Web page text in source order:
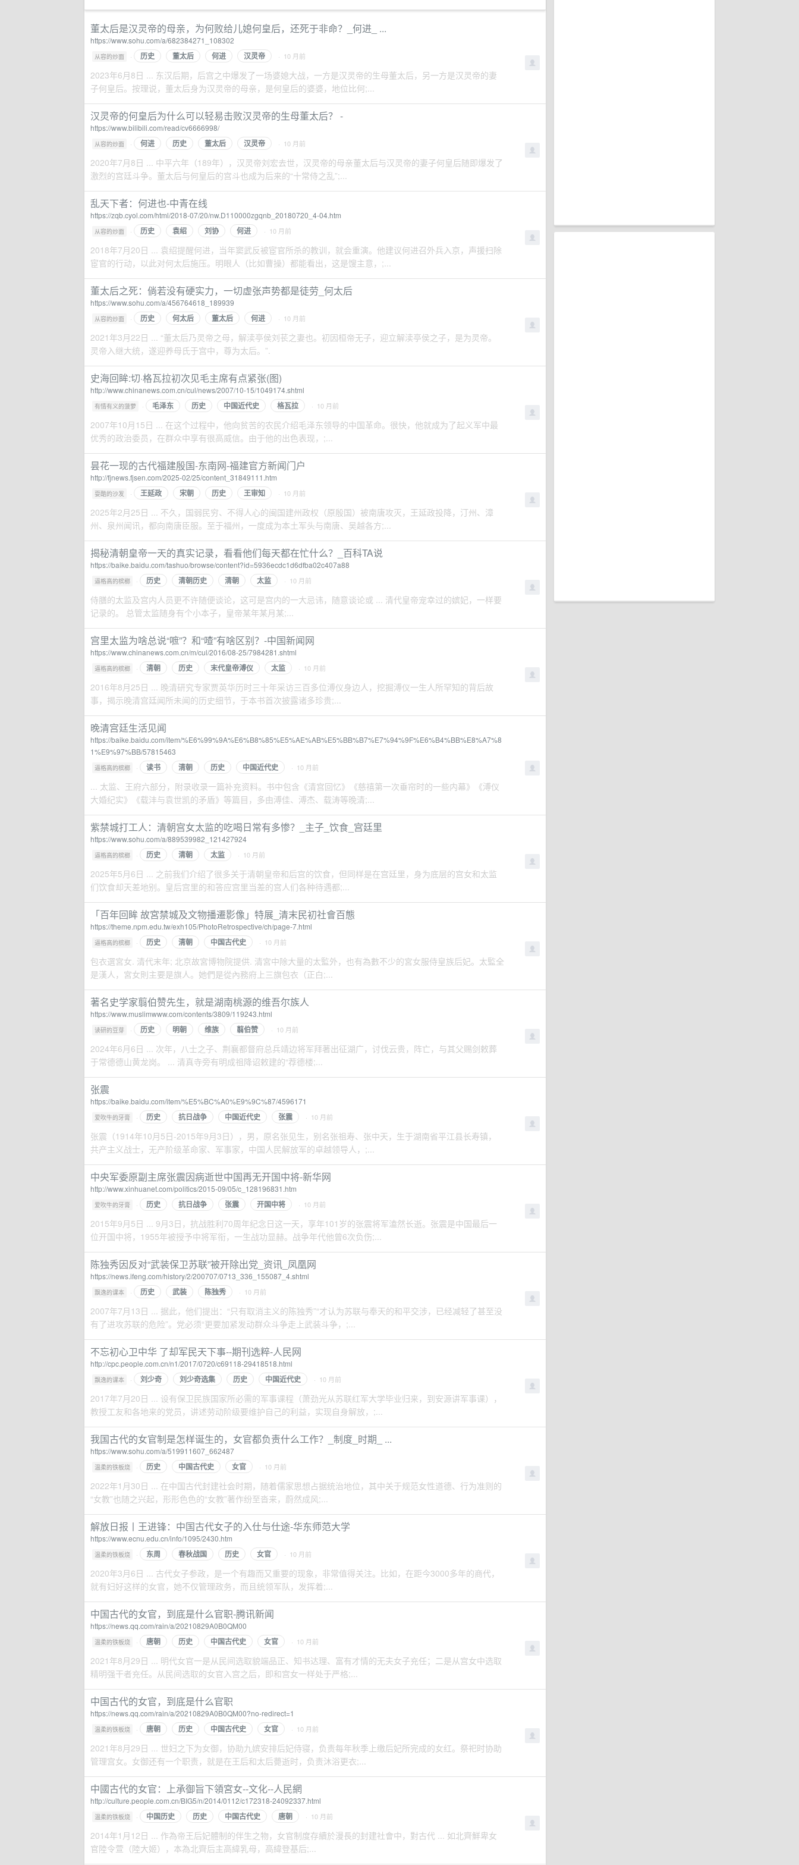
董太后是汉灵帝的母亲，为何败给儿媳何皇后，还死于非命？_何进_ ...
https://www.sohu.com/a/682384271_108302
从容的炒面 · 历史 董太后 何进 汉灵帝 · 10 月前
2023年6月8日 ... 东汉后期，后宫之中爆发了一场婆媳大战，一方是汉灵帝的生母董太后，另一方是汉灵帝的妻
子何皇后。按理说，董太后身为汉灵帝的母亲，是何皇后的婆婆，地位比何;...
汉灵帝的何皇后为什么可以轻易击败汉灵帝的生母董太后？ -
https://www.bilibili.com/read/cv6666998/
从容的炒面 · 何进 历史 董太后 汉灵帝 · 10 月前
2020年7月8日 ... 中平六年（189年），汉灵帝刘宏去世，汉灵帝的母亲董太后与汉灵帝的妻子何皇后随即爆发了
激烈的宫廷斗争。董太后与何皇后的宫斗也成为后来的“十常侍之乱”;...
乱天下者：何进也-中青在线
https://zqb.cyol.com/html/2018-07/20/nw.D110000zgqnb_20180720_4-04.htm
从容的炒面 · 历史 袁绍 刘协 何进 · 10 月前
2018年7月20日 ... 袁绍提醒何进，当年窦武反被宦官所杀的教训，就会重演。他建议何进召外兵入京，声援扫除
宦官的行动，以此对何太后施压。明眼人（比如曹操）都能看出，这是馊主意，;...
董太后之死：倘若没有硬实力，一切虚张声势都是徒劳_何太后
https://www.sohu.com/a/456764618_189939
从容的炒面 · 历史 何太后 董太后 何进 · 10 月前
2021年3月22日 ... “董太后乃灵帝之母，解渎亭侯刘苌之妻也。初因桓帝无子，迎立解渎亭侯之子，是为灵帝。
灵帝入继大统，遂迎养母氏于宫中，尊为太后。”.
史海回眸:切·格瓦拉初次见毛主席有点紧张(图)
http://www.chinanews.com.cn/cul/news/2007/10-15/1049174.shtml
有情有义的菠萝 · 毛泽东 历史 中国近代史 格瓦拉 · 10 月前
2007年10月15日 ... 在这个过程中，他向贫苦的农民介绍毛泽东领导的中国革命。很快，他就成为了起义军中最
优秀的政治委员，在群众中享有很高威信。由于他的出色表现，;...
昙花一现的古代福建殷国-东南网-福建官方新闻门户
http://fjnews.fjsen.com/2025-02/25/content_31849111.htm
耍酷的沙发 · 王延政 宋朝 历史 王审知 · 10 月前
2025年2月25日 ... 不久，国弱民穷、不得人心的闽国建州政权（原殷国）被南唐攻灭，王延政投降，汀州、漳
州、泉州闻讯，都向南唐臣服。至于福州，一度成为本土军头与南唐、吴越各方;...
揭秘清朝皇帝一天的真实记录，看看他们每天都在忙什么？_百科TA说
https://baike.baidu.com/tashuo/browse/content?id=5936ecdc1d6dfba02c407a88
逼格高的槟榔 · 历史 清朝历史 清朝 太监 · 10 月前
侍膳的太监及宫内人员更不许随便谈论，这可是宫内的一大忌讳，随意谈论或 ... 清代皇帝宠幸过的嫔妃，一样要
记录的。 总管太监随身有个小本子，皇帝某年某月某;...
宫里太监为啥总说“嗻”？和“喳”有啥区别？-中国新闻网
https://www.chinanews.com.cn/m/cul/2016/08-25/7984281.shtml
逼格高的槟榔 · 清朝 历史 末代皇帝溥仪 太监 · 10 月前
2016年8月25日 ... 晚清研究专家贾英华历时三十年采访三百多位溥仪身边人，挖掘溥仪一生人所罕知的背后故
事，揭示晚清宫廷闻所未闻的历史细节，于本书首次披露诸多珍贵;...
晚清宫廷生活见闻
https://baike.baidu.com/item/%E6%99%9A%E6%B8%85%E5%AE%AB%E5%BB%B7%E7%94%9F%E6%B4%BB%E8%A7%8
1%E9%97%BB/57815463
逼格高的槟榔 · 读书 清朝 历史 中国近代史 · 10 月前
... 太监、王府六部分，附录收录一篇补充资料。书中包含《清宫回忆》《慈禧第一次垂帘时的一些内幕》《溥仪
大婚纪实》《载沣与袁世凯的矛盾》等篇目，多由溥佳、溥杰、载涛等晚清;...
紫禁城打工人：清朝宫女太监的吃喝日常有多惨？_主子_饮食_宫廷里
https://www.sohu.com/a/889539982_121427924
逼格高的槟榔 · 历史 清朝 太监 · 10 月前
2025年5月6日 ... 之前我们介绍了很多关于清朝皇帝和后宫的饮食，但同样是在宫廷里，身为底层的宫女和太监
们饮食却天差地别。皇后宫里的和答应宫里当差的宫人们各种待遇都;...
「百年回眸 故宮禁城及文物播遷影像」特展_清末民初社會百態
https://theme.npm.edu.tw/exh105/PhotoRetrospective/ch/page-7.html
逼格高的槟榔 · 历史 清朝 中国古代史 · 10 月前
包衣選宮女. 清代末年; 北京故宮博物院提供. 清宮中除大量的太監外，也有為數不少的宮女服侍皇族后妃。太監全
是漢人，宮女則主要是旗人。她們是從內務府上三旗包衣（正白;...
著名史学家翦伯赞先生，就是湖南桃源的维吾尔族人
https://www.muslimwww.com/contents/3809/119243.html
读研的豆芽 · 历史 明朝 维族 翦伯赞 · 10 月前
2024年6月6日 ... 次年，八士之子、荆襄都督府总兵靖边将军拜著出征湖广，讨伐云贵，阵亡，与其父赐剑敕葬
于常德德山黄龙岗。 ... 清真寺旁有明成祖降诏敕建的“荐德楼;...
张震
https://baike.baidu.com/item/%E5%BC%A0%E9%9C%87/4596171
爱吹牛的牙膏 · 历史 抗日战争 中国近代史 张震 · 10 月前
张震（1914年10月5日-2015年9月3日），男，原名张见生，别名张祖寿、张中天，生于湖南省平江县长寿镇，
共产主义战士，无产阶级革命家、军事家，中国人民解放军的卓越领导人，;...
中央军委原副主席张震因病逝世中国再无开国中将-新华网
http://www.xinhuanet.com/politics/2015-09/05/c_128196831.htm
爱吹牛的牙膏 · 历史 抗日战争 张震 开国中将 · 10 月前
2015年9月5日 ... 9月3日，抗战胜利70周年纪念日这一天，享年101岁的张震将军溘然长逝。张震是中国最后一
位开国中将，1955年被授予中将军衔，一生战功显赫。战争年代他曾6次负伤;...
陈独秀因反对“武装保卫苏联”被开除出党_资讯_凤凰网
https://news.ifeng.com/history/2/200707/0713_336_155087_4.shtml
飘逸的课本 · 历史 武装 陈独秀 · 10 月前
2007年7月13日 ... 据此，他们提出：“只有取消主义的陈独秀”“才认为苏联与奉天的和平交涉，已经减轻了甚至没
有了进攻苏联的危险”。党必须“更要加紧发动群众斗争走上武装斗争，;...
不忘初心卫中华 了却军民天下事--期刊选粹-人民网
http://cpc.people.com.cn/n1/2017/0720/c69118-29418518.html
飘逸的课本 · 刘少奇 刘少奇选集 历史 中国近代史 · 10 月前
2017年7月20日 ... 设有保卫民族国家所必需的军事课程（萧劲光从苏联红军大学毕业归来，到安源讲军事课），
教授工友和各地来的党员，讲述劳动阶级要维护自己的利益，实现自身解放，;...
我国古代的女官制是怎样诞生的，女官都负责什么工作？_制度_时期_ ...
https://www.sohu.com/a/519911607_662487
温柔的铁板烧 · 历史 中国古代史 女官 · 10 月前
2022年1月30日 ... 在中国古代封建社会时期，随着儒家思想占据统治地位，其中关于规范女性道德、行为准则的
“女教”也随之兴起，形形色色的“女教”著作纷至沓来，蔚然成风;...
解放日报丨王进锋：中国古代女子的入仕与仕途-华东师范大学
https://www.ecnu.edu.cn/info/1095/2430.htm
温柔的铁板烧 · 东周 春秋战国 历史 女官 · 10 月前
2020年3月6日 ... 古代女子参政，是一个有趣而又重要的现象，非常值得关注。比如，在距今3000多年的商代，
就有妇好这样的女官，她不仅管理政务，而且统领军队，发挥着;...
中国古代的女官，到底是什么官职-腾讯新闻
https://news.qq.com/rain/a/20210829A0B0QM00
温柔的铁板烧 · 唐朝 历史 中国古代史 女官 · 10 月前
2021年8月29日 ... 明代女官一是从民间选取貌端品正、知书达理、富有才情的无夫女子充任；二是从宫女中选取
精明强干者充任。从民间选取的女官入宫之后，即和宫女一样处于严格;...
中国古代的女官，到底是什么官职
https://news.qq.com/rain/a/20210829A0B0QM00?no-redirect=1
温柔的铁板烧 · 唐朝 历史 中国古代史 女官 · 10 月前
2021年8月29日 ... 世妇之下为女御，协助九嫔安排后妃侍寝，负责每年秋季上缴后妃所完成的女红。祭祀时协助
管理宫女。女御还有一个职责，就是在王后和太后薨逝时，负责沐浴更衣;...
中國古代的女官：上承御旨下領宮女--文化--人民網
http://culture.people.com.cn/BIG5/n/2014/0112/c172318-24092337.html
温柔的铁板烧 · 中国历史 历史 中国古代史 唐朝 · 10 月前
2014年1月12日 ... 作為帝王后妃體制的伴生之物，女官制度存續於漫長的封建社會中，對古代 ... 如北齊鮮卑女
官陸令萱（陸大姬），本為北齊后主高緯乳母，高緯登基后;...